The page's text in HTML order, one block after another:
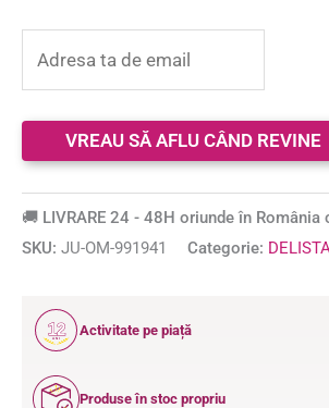
🚚 LIVRARE 24 - 48H oriunde în România
SKU: JU-OM-991941 Categorie:
12
ANI
Activitate pe piață
Produse în stoc propriu